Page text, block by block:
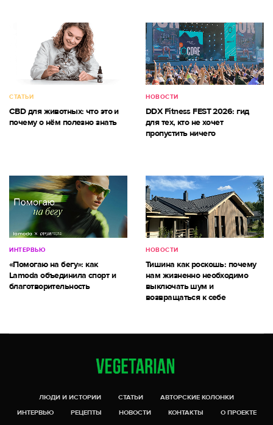
СТАТЬИ
CBD для животных: что это и
почему о нём полезно знать
НОВОСТИ
DDX Fitness FEST 2026: гид
для тех, кто не хочет
пропустить ничего
ИНТЕРВЬЮ
«Помогаю на бегу»: как
Lamoda объединила спорт и
благотворительность
НОВОСТИ
Тишина как роскошь: почему
нам жизненно необходимо
выключать шум и
возвращаться к себе
ЛЮДИ И ИСТОРИИ СТАТЬИ
АВТОРСКИЕ КОЛОНКИ
ИНТЕРВЬЮ
РЕЦЕПТЫ НОВОСТИ КОНТАКТЫ
О ПРОЕКТЕ